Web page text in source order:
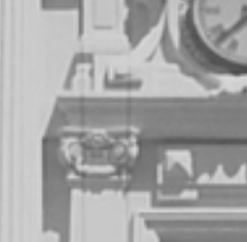
Informática
Matemática
Estudiantes
Egresados